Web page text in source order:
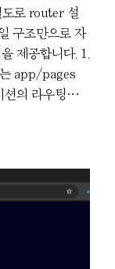
도로 router 설
구조만으로 자
제공합니다. 1.
app/pages
션의 라우팅…